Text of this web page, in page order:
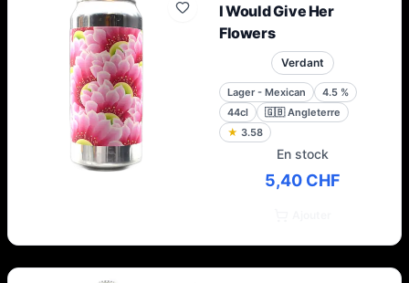
I Would Give Her
Flowers
Verdant
Lager - Mexican 4.5 %
44cl
🇬🇧 Angleterre
★ 3.58
En stock
5,40 CHF